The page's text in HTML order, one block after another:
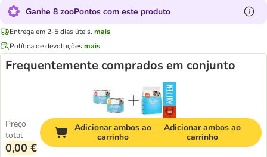
Ganhe 8 zooPontos com este produto
Entrega em 2-5 dias úteis. mais
Política de devoluçõesmais
Frequentemente comprados em conjunto
Preço
total
0,00 €
Adicionar ambos ao
carrinho
Adicionar ambos ao
carrinho